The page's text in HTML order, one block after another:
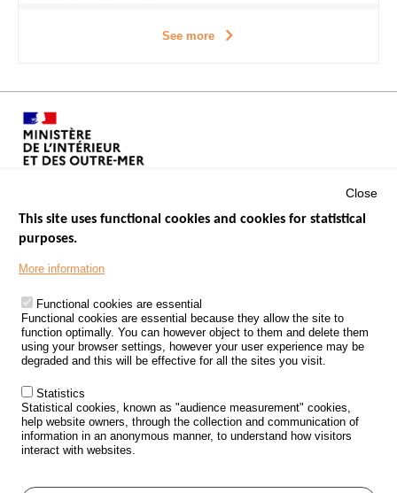
See more
Footer
PROCESSING OF PERSONAL DATA FROM ROAD ACCIDENTS
KNOWLEDGE CENTRE
CALL FOR RESEARCH PROJECTS
ROAD SAFETY POLICY
Outils
EVENTS
Close
This site uses functional cookies and cookies for statistical
purposes.
More information
Functional cookies are essential
Functional cookies are essential because they allow the site to
function optimally. You can however object to them and delete them
using your browser settings, however your user experience may be
degraded and this will be effective for all the sites you visit.
Statistics
Statistical cookies, known as "audience measurement" cookies,
help website owners, through the collection and communication of
information in an anonymous manner, to understand how visitors
interact with websites.